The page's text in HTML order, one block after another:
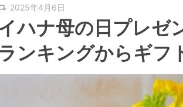
2025年4月6日
ハナ母の日プレゼ
ンキングからギフ